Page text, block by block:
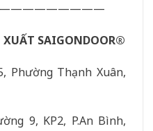
SAIGONDOOR®
Phường Thạnh Xuân,
9, KP2, P.An Bình,